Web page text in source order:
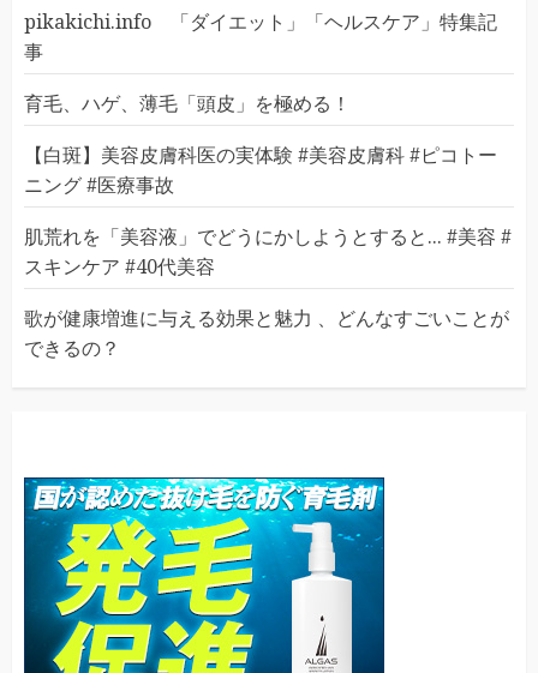
pikakichi.info 「ダイエット」「ヘルスケア」特集記
事
育毛、ハゲ、薄毛「頭皮」を極める！
【白斑】美容皮膚科医の実体験 #美容皮膚科 #ピコトー
ニング #医療事故
肌荒れを「美容液」でどうにかしようとすると... #美容 #
スキンケア #40代美容
歌が健康増進に与える効果と魅力 、どんなすごいことが
できるの？